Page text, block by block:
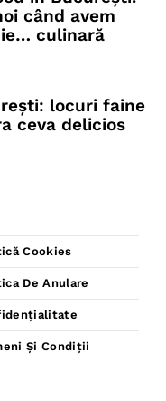
când avem
culinară
locuri faine
ceva delicios
Cookies
De Anulare
Și Condiții